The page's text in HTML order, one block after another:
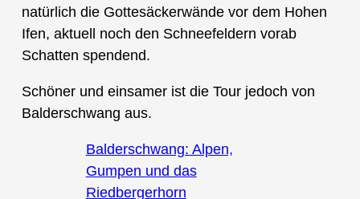
natürlich die Gottesäckerwände vor dem Hohen
Ifen, aktuell noch den Schneefeldern vorab
Schatten spendend.
Schöner und einsamer ist die Tour jedoch von
Balderschwang aus.
Balderschwang: Alpen,
Gumpen und das
Riedbergerhorn